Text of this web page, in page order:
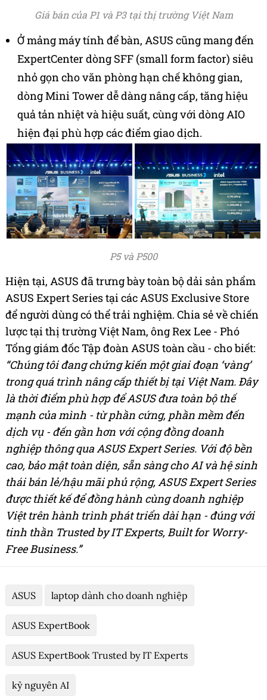
Giá bán của P1 và P3 tại thị trường Việt Nam
Ở mảng máy tính để bàn, ASUS cũng mang đến
ExpertCenter dòng SFF (small form factor) siêu
nhỏ gọn cho văn phòng hạn chế không gian,
dòng Mini Tower dễ dàng nâng cấp, tăng hiệu
quả tản nhiệt và hiệu suất, cùng với dòng AIO
hiện đại phù hợp các điểm giao dịch.
P5 và P500
Hiện tại, ASUS đã trưng bày toàn bộ dải sản phẩm
ASUS Expert Series tại các ASUS Exclusive Store
để người dùng có thể trải nghiệm. Chia sẻ về chiến
lược tại thị trường Việt Nam, ông Rex Lee - Phó
Tổng giám đốc Tập đoàn ASUS toàn cầu - cho biết:
“Chúng tôi đang chứng kiến một giai đoạn ‘vàng’
trong quá trình nâng cấp thiết bị tại Việt Nam. Đây
là thời điểm phù hợp để ASUS đưa toàn bộ thế
mạnh của mình - từ phần cứng, phần mềm đến
dịch vụ - đến gần hơn với cộng đồng doanh
nghiệp thông qua ASUS Expert Series. Với độ bền
cao, bảo mật toàn diện, sẵn sàng cho AI và hệ sinh
thái bán lẻ/hậu mãi phủ rộng, ASUS Expert Series
được thiết kế để đồng hành cùng doanh nghiệp
Việt trên hành trình phát triển dài hạn - đúng với
tinh thần Trusted by IT Experts, Built for Worry-
Free Business.”
ASUS laptop dành cho doanh nghiệp
ASUS ExpertBook
ASUS ExpertBook Trusted by IT Experts
kỷ nguyên AI